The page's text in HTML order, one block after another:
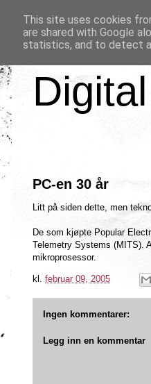
PC-en 30 år
Litt på siden dette, men
De som kjøpte Popular
Telemetry Systems (MITS).
mikroprosessor.
kl. februar 09, 2005
Ingen kommentarer:
Legg inn en kommentar
This site uses cookies
are shared with Google
statistics, and to detect